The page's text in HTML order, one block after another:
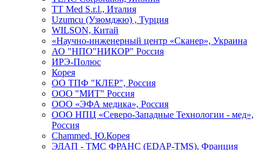
TT Med S.r.l., Италия
Uzumcu (Узюмджю) , Турция
WILSON, Китай
«Научно-инженерный центр «Сканер», Украина
АО "НПО"НИКОР" Россия
ИРЭ-Полюс
Корея
ОО ТПФ "КЛЕР", Россия
ООО "МИТ" Россия
ООО «ЭФА медика», Россия
ООО НПЦ «Северо-Западные Технологии - мед»,
Россия
Сhammed, Ю.Корея
ЭДАП - ТМС ФРАНС (EDAP-TMS), Франция